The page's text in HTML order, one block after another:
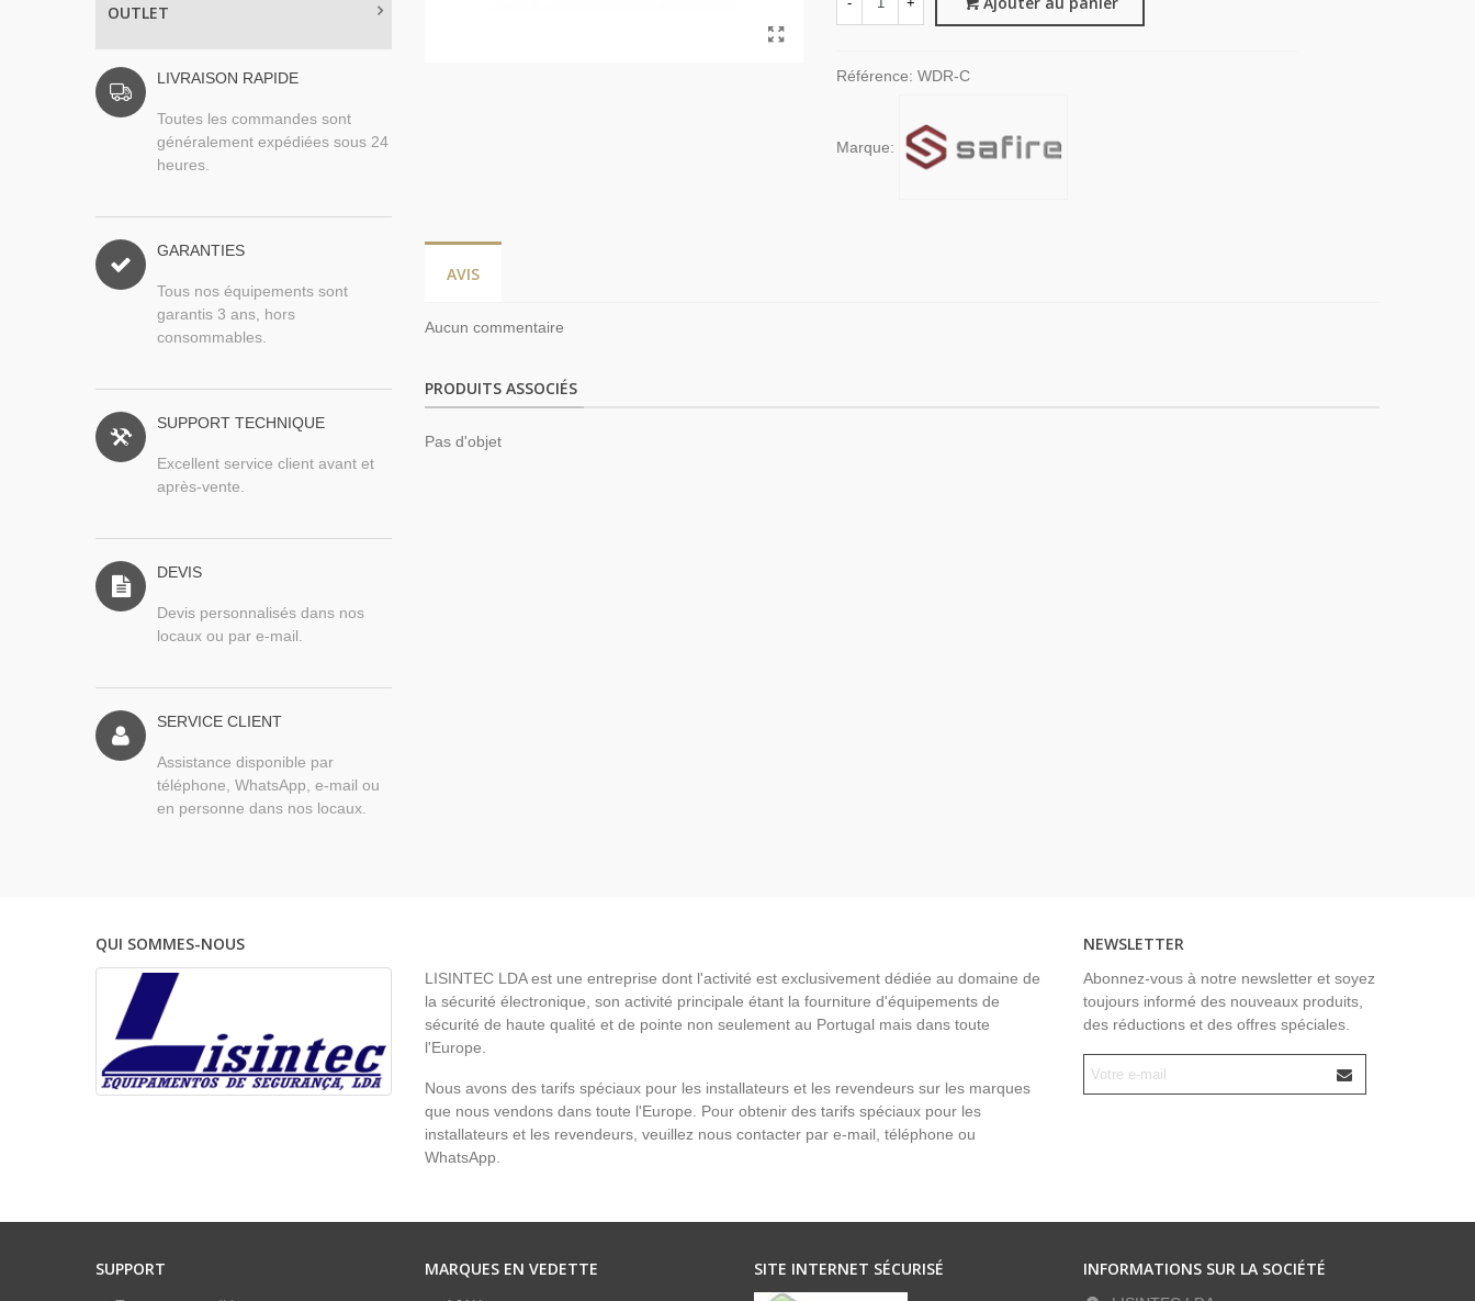
OUTLET
LIVRAISON RAPIDE
Toutes les commandes sont
généralement expédiées sous 24
heures.
GARANTIES
Tous nos équipements sont
garantis 3 ans, hors
consommables.
SUPPORT TECHNIQUE
Excellent service client avant et
après-vente.
DEVIS
Devis personnalisés dans nos
locaux ou par e-mail.
SERVICE CLIENT
Assistance disponible par
téléphone, WhatsApp, e-mail ou
en personne dans nos locaux.
Référence: WDR-C
Marque:
AVIS
Aucun commentaire
PRODUITS ASSOCIÉS
Pas d'objet
QUI SOMMES-NOUS
LISINTEC LDA est une entreprise dont l'activité est exclusivement dédiée au domaine de
la sécurité électronique, son activité principale étant la fourniture d'équipements de
sécurité de haute qualité et de pointe non seulement au Portugal mais dans toute
l'Europe.
Nous avons des tarifs spéciaux pour les installateurs et les revendeurs sur les marques
que nous vendons dans toute l'Europe. Pour obtenir des tarifs spéciaux pour les
installateurs et les revendeurs, veuillez nous contacter par e-mail, téléphone ou
WhatsApp.
NEWSLETTER
Abonnez-vous à notre newsletter et soyez
toujours informé des nouveaux produits,
des réductions et des offres spéciales.
SUPPORT MARQUES EN VEDETTE SITE INTERNET SÉCURISÉ INFORMATIONS SUR LA SOCIÉTÉ